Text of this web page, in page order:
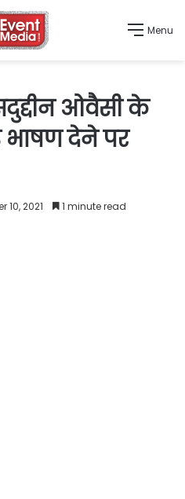
Menu
ओवैसी के
देने पर
10, 2021 1 minute read